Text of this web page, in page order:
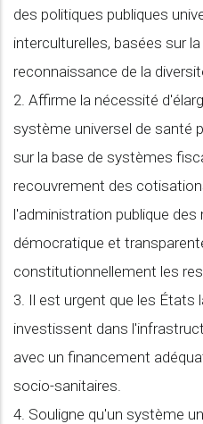
des politiques publiques
interculturelles, basées sur
reconnaissance de la
2. Affirme la nécessité
système universel de santé
sur la base de systèmes
recouvrement des
l'administration publique des
démocratique et
constitutionnellement les
3. Il est urgent que les États
investissent dans
avec un financement
socio-sanitaires.
4. Souligne qu'un système